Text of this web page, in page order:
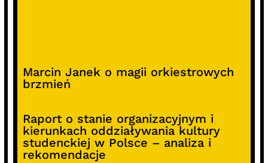
Marcin Janek o magii orkiestrowych
brzmień
Raport o stanie organizacyjnym i
kierunkach oddziaływania kultury
studenckiej w Polsce – analiza i
rekomendacje